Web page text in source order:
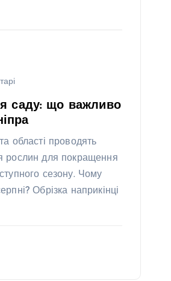
саду: що важливо
області проводять
рослин для покращення
сезону. Чому
Обрізка наприкінці